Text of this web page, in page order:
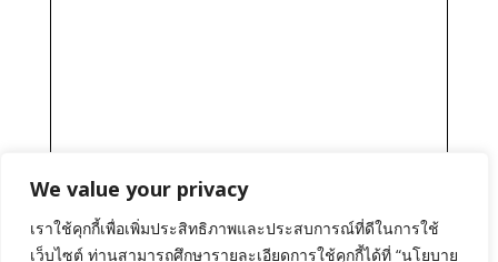
We value your privacy
เราใช้คุกกี้เพื่อเพิ่มประสิทธิภาพและประสบการณ์ที่ดีในการใช้
เว็บไซต์ ท่านสามารถศึกษารายละเอียดการใช้คุกกี้ได้ที่ “นโยบาย